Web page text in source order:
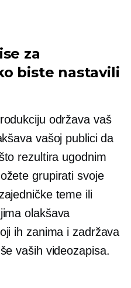
za
biste nastavili
održava vaš
vašoj publici da
rezultira ugodnim
grupirati svoje
teme ili
olakšava
ih zanima i zadržava
vaših videozapisa.